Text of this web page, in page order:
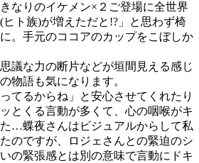
なりのイケメン×２ご登場に全世界
ト族)が増えただと!?」と思わず椅
。手元のココアのカップをこぼしか
議な力の断片などが垣間見える感じ
物語も気になります。
てるからね」と安心させてくれたり
とくる言動が多くて、心の咽喉がキ
…蝶夜さんはビジュアルからして私
のですが、ロジェさんとの緊迫のシ
の緊張感とは別の意味で言動にドキ